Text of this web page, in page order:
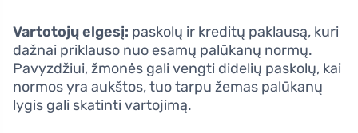
Vartotojų elgesį: paskolų ir kreditų paklausą, kuri
dažnai priklauso nuo esamų palūkanų normų.
Pavyzdžiui, žmonės gali vengti didelių paskolų, kai
normos yra aukštos, tuo tarpu žemas palūkanų
lygis gali skatinti vartojimą.